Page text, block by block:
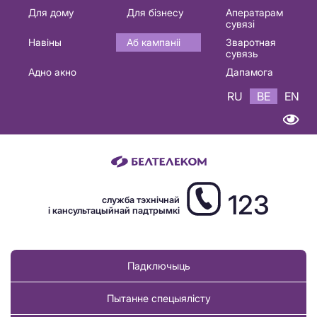
Основная
навигация
Для дому Для бізнесу
Аператарам
сувязі
Навіны
Аб кампаніі
Зваротная
сувязь
Адно акно
Дапамога
RU BE EN
служба тэхнічнай
і кансультацыйнай падтрымкі
123
Падключыць
Пытанне спецыялісту